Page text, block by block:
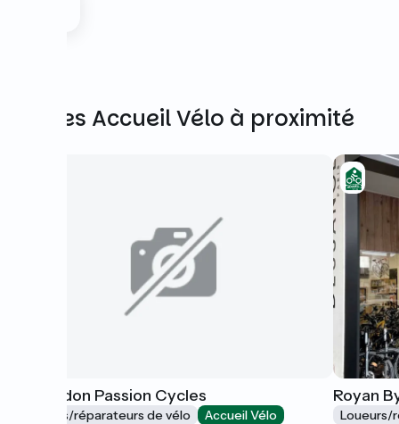
Autres Accueil Vélo à proximité
Le Verdon Passion Cycles
Loueurs/réparateurs de vélo Accueil Vélo
Royan
Loueurs/